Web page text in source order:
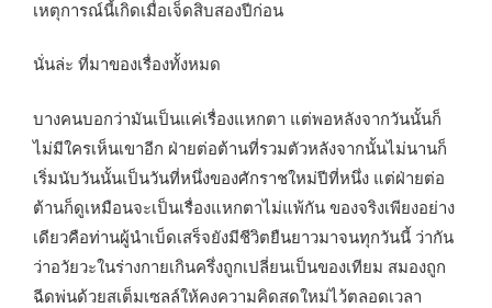
เหตุการณ์นี้เกิดเมื่อเจ็ดสิบสองปีก่อน
นั่นล่ะ ที่มาของเรื่องทั้งหมด
บางคนบอกว่ามันเป็นแค่เรื่องแหกตา แต่พอหลังจากวันนั้นก็
ไม่มีใครเห็นเขาอีก ฝ่ายต่อต้านที่รวมตัวหลังจากนั้นไม่นานก็
เริ่มนับวันนั้นเป็นวันที่หนึ่งของศักราชใหม่ปีที่หนึ่ง แต่ฝ่ายต่อ
ต้านก็ดูเหมือนจะเป็นเรื่องแหกตาไม่แพ้กัน ของจริงเพียงอย่าง
เดียวคือท่านผู้นำเบ็ดเสร็จยังมีชีวิตยืนยาวมาจนทุกวันนี้ ว่ากัน
ว่าอวัยวะในร่างกายเกินครึ่งถูกเปลี่ยนเป็นของเทียม สมองถูก
ฉีดพ่นด้วยสเต็มเซลล์ให้คงความคิดสดใหม่ไว้ตลอดเวลา